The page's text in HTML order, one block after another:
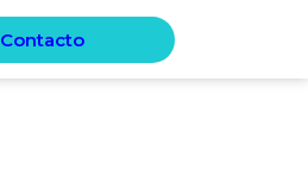
Contacto